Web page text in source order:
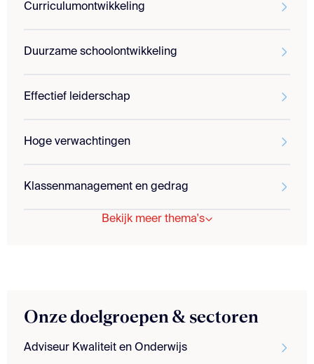
Curriculumontwikkeling
Duurzame schoolontwikkeling
Effectief leiderschap
Hoge verwachtingen
Klassenmanagement en gedrag
Bekijk meer thema's
Onze doelgroepen & sectoren
Adviseur Kwaliteit en Onderwijs